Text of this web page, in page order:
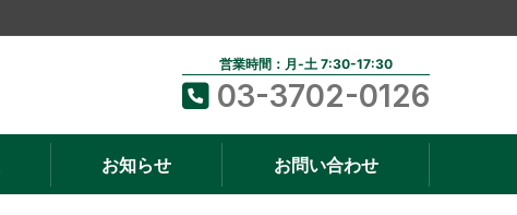
営業時間：月-土 7:30-17:30
03-3702-0126
お知らせ お問い合わせ